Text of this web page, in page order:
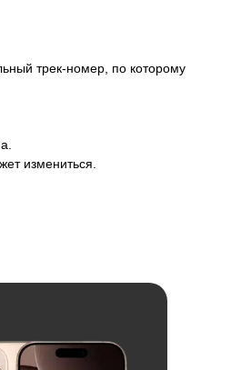
трек-номер, по которому
измениться.